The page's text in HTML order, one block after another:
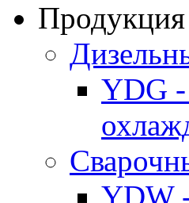
Продукция
YDG -